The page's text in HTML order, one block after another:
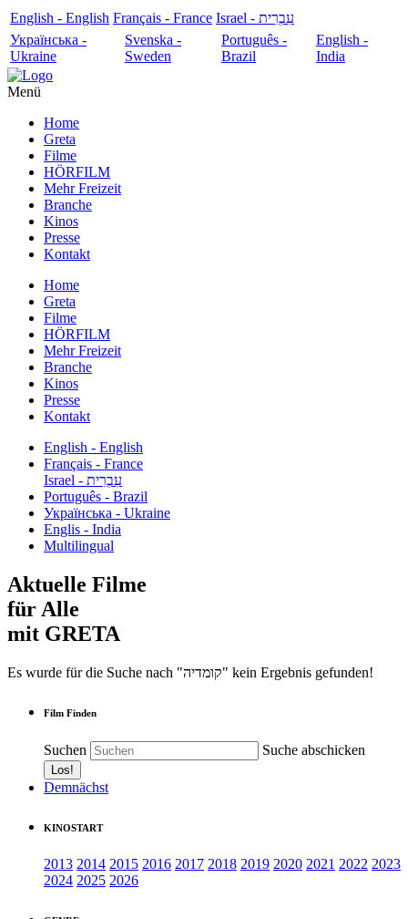
English - English Français - France
עִבְרִית - Israel
Українська -
Ukraine
Svenska -
Sweden
Português -
Brazil
English -
India
Menü
Home
Greta
Filme
HÖRFILM
Mehr Freizeit
Branche
Kinos
Presse
Kontakt
Home
Greta
Filme
HÖRFILM
Mehr Freizeit
Branche
Kinos
Presse
Kontakt
English - English
Français - France
עִבְרִית - Israel
Português - Brazil
Українська - Ukraine
Englis - India
Multilingual
Aktuelle Filme
für Alle
mit GRETA
Es wurde für die Suche nach "קומדיה" kein Ergebnis gefunden!
Film Finden
Suchen Suche abschicken
Demnächst
KINOSTART
2013 2014 2015 2016 2017 2018 2019 2020 2021 2022 2023
2024 2025 2026